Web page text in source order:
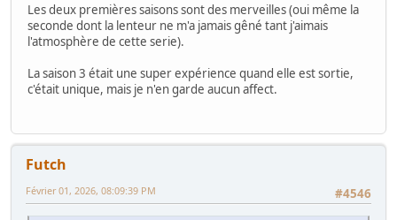
Les deux premières saisons sont des merveilles (oui même la
seconde dont la lenteur ne m'a jamais gêné tant j'aimais
l'atmosphère de cette serie).
La saison 3 était une super expérience quand elle est sortie,
c'était unique, mais je n'en garde aucun affect.
Futch
#4546
Février 01, 2026, 08:09:39 PM